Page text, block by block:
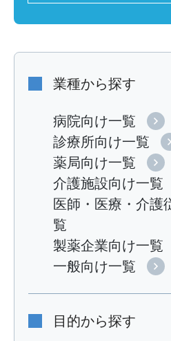
業種から探す
病院向け一覧
診療所向け一覧
薬局向け一覧
介護施設向け一覧
医師・医療・介護
覧
製薬企業向け一覧
一般向け一覧
目的から探す